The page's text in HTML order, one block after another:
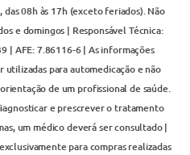
08h às 17h (exceto feriados). Não
e domingos | Responsável Técnica:
| AFE: 7.86116-6 | As informações
utilizadas para automedicação e não
de um profissional de saúde.
e prescrever o tratamento
um médico deverá ser consultado |
para compras realizadas